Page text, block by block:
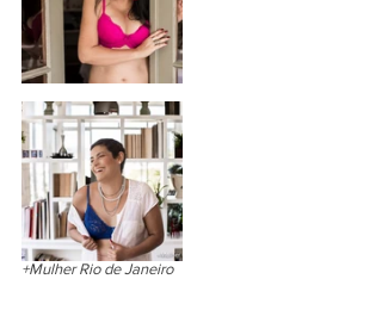
+Mulher Rio de Janeiro